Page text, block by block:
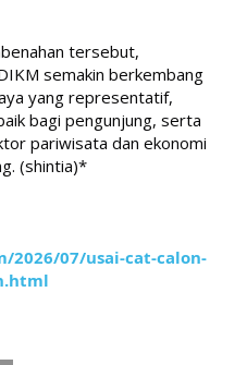
tersebut,
semakin berkembang
yang representatif,
bagi pengunjung, serta
pariwisata dan ekonomi
(shintia)*
07/usai-cat-calon-